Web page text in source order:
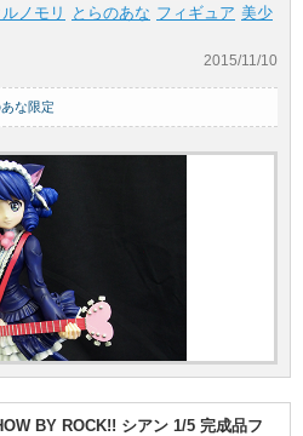
ノモリ とらのあな フィギュア 美少
2015/11/10
な限定
BY ROCK!! シアン 1/5 完成品フ